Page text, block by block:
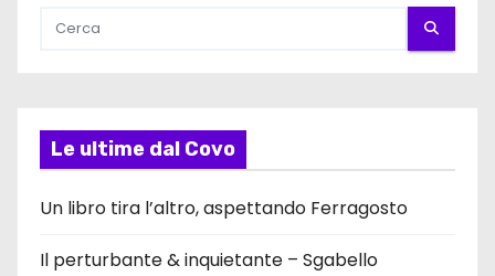
Le ultime dal Covo
Un libro tira l’altro, aspettando Ferragosto
Il perturbante & inquietante – Sgabello